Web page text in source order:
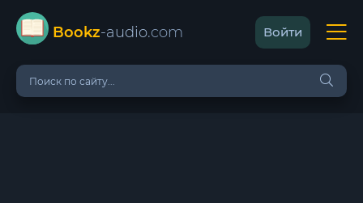
Bookz-audio.com Войти